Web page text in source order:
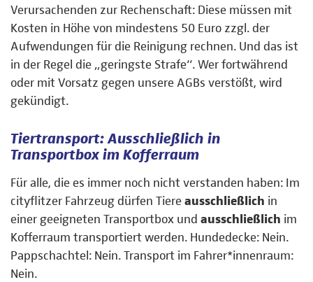
Verursachenden zur Rechenschaft: Diese müssen mit
Kosten in Höhe von mindestens 50 Euro zzgl. der
Aufwendungen für die Reinigung rechnen. Und das ist
in der Regel die „geringste Strafe“. Wer fortwährend
oder mit Vorsatz gegen unsere AGBs verstößt, wird
gekündigt.
Tiertransport: Ausschließlich in
Transportbox im Kofferraum
Für alle, die es immer noch nicht verstanden haben: Im
cityflitzer Fahrzeug dürfen Tiere ausschließlich in
einer geeigneten Transportbox und ausschließlich im
Kofferraum transportiert werden. Hundedecke: Nein.
Pappschachtel: Nein. Transport im Fahrer*innenraum:
Nein.